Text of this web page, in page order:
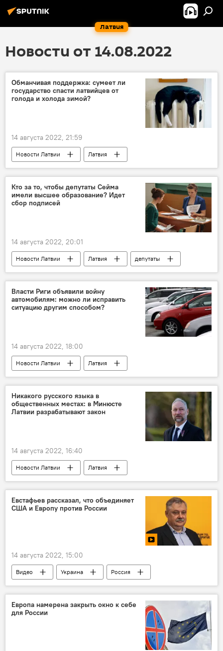
Латвия
Новости от 14.08.2022
Обманчивая поддержка: сумеет ли
государство спасти латвийцев от
голода и холода зимой?
14 августа 2022, 21:59
Новости Латвии
Латвия
поддержка
холод
Кто за то, чтобы депутаты Сейма
имели высшее образование? Идет
сбор подписей
14 августа 2022, 20:01
Новости Латвии Латвия
депутаты
образование
Власти Риги объявили войну
автомобилям: можно ли исправить
ситуацию другим способом?
14 августа 2022, 18:00
Новости Латвии
Латвия
автомобиль
Рижская дума
Никакого русского языка в
общественных местах: в Минюсте
Латвии разрабатывают закон
14 августа 2022, 16:40
Новости Латвии
Латвия
русский язык
латышский язык
Янис Борданс
Евстафьев рассказал, что объединяет
США и Европу против России
14 августа 2022, 15:00
Видео Украина
Россия
Польша
Европа США
Европа намерена закрыть окно к себе
для России